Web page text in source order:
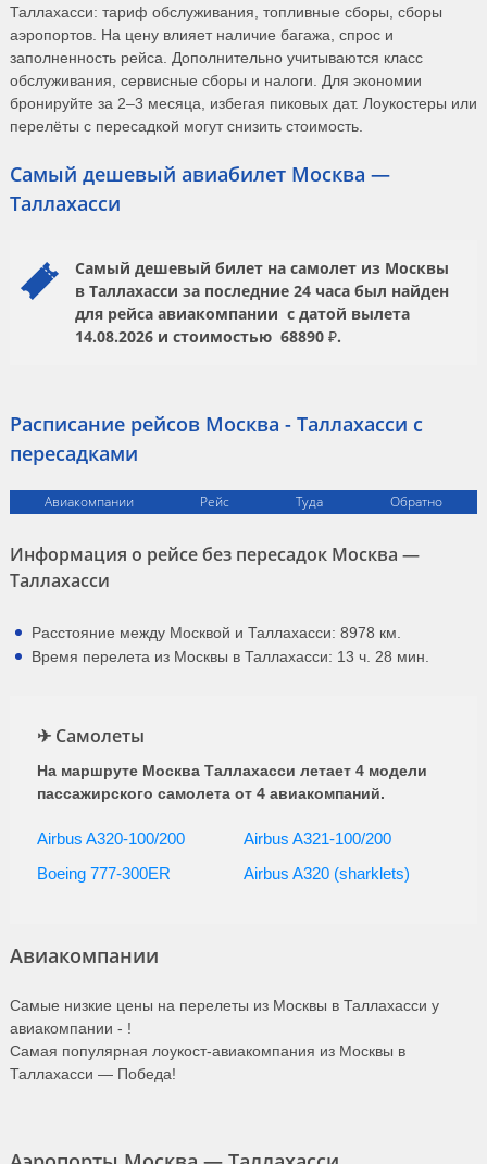
Таллахасси: тариф обслуживания, топливные сборы, сборы
аэропортов. На цену влияет наличие багажа, спрос и
заполненность рейса. Дополнительно учитываются класс
обслуживания, сервисные сборы и налоги. Для экономии
бронируйте за 2–3 месяца, избегая пиковых дат. Лоукостеры или
перелёты с пересадкой могут снизить стоимость.
Самый дешевый авиабилет Москва —
Таллахасси
Самый дешевый билет на самолет из Москвы
в Таллахасси за последние 24 часа был найден
для рейса авиакомпании с датой вылета
14.08.2026 и стоимостью 68890 ₽.
Расписание рейсов Москва - Таллахасси с
пересадками
Авиакомпании Рейс Туда Обратно
Информация о рейсе без пересадок Москва —
Таллахасси
Расстояние между Москвой и Таллахасси: 8978 км.
Время перелета из Москвы в Таллахасси: 13 ч. 28 мин.
✈ Самолеты
На маршруте Москва Таллахасси летает 4 модели
пассажирского самолета от 4 авиакомпаний.
Airbus A320-100/200
Airbus A321-100/200
Boeing 777-300ER
Airbus A320 (sharklets)
Авиакомпании
Самые низкие цены на перелеты из Москвы в Таллахасси у
авиакомпании - !
Самая популярная лоукост-авиакомпания из Москвы в
Таллахасси — Победа!